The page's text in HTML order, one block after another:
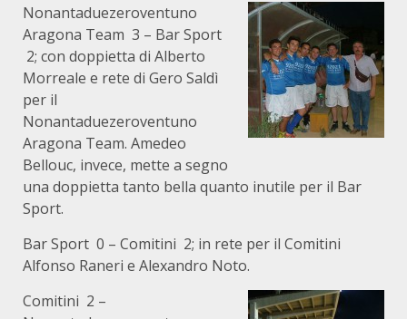
Nonantaduezeroventuno
Aragona Team 3 – Bar Sport
2; con doppietta di Alberto
Morreale e rete di Gero Saldì
per il
Nonantaduezeroventuno
Aragona Team. Amedeo
Bellouc, invece, mette a segno
una doppietta tanto bella quanto inutile per il Bar
Sport.
Bar Sport 0 – Comitini 2; in rete per il Comitini
Alfonso Raneri e Alexandro Noto.
Comitini 2 –